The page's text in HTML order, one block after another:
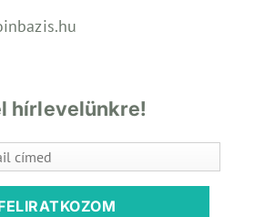
hírlevelünkre!